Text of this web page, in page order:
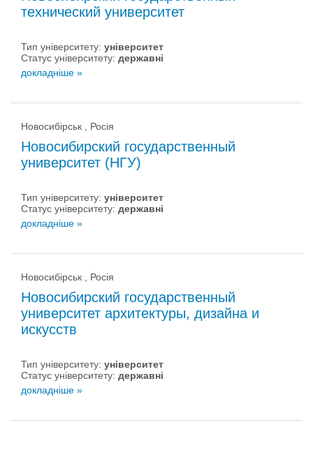
технический университет
Тип університету: університет
Статус університету: державні
докладніше »
Новосибірськ , Росія
Новосибирский государственный
университет (НГУ)
Тип університету: університет
Статус університету: державні
докладніше »
Новосибірськ , Росія
Новосибирский государственный
университет архитектуры, дизайна и
искусств
Тип університету: університет
Статус університету: державні
докладніше »